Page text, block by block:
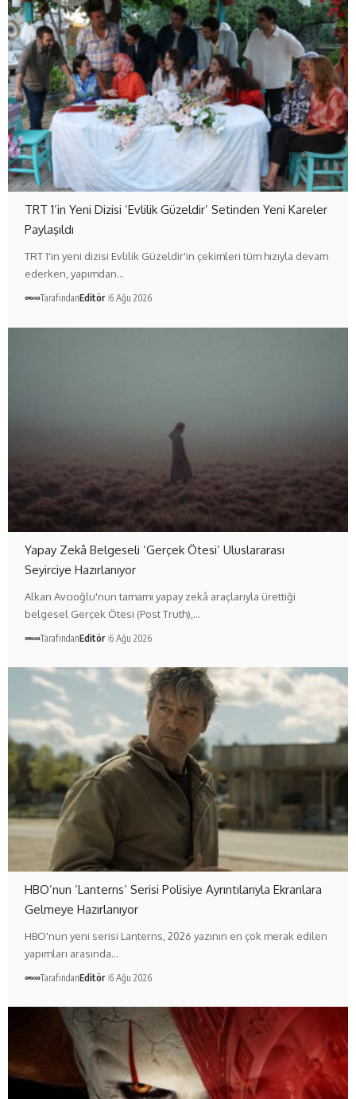
TRT 1’in Yeni Dizisi ‘Evlilik Güzeldir’ Setinden Yeni Kareler
Paylaşıldı
TRT 1'in yeni dizisi Evlilik Güzeldir'in çekimleri tüm hızıyla devam
ederken, yapımdan…
TarafındanEditör 6 Ağu 2026
Yapay Zekâ Belgeseli ‘Gerçek Ötesi’ Uluslararası
Seyirciye Hazırlanıyor
Alkan Avcıoğlu'nun tamamı yapay zekâ araçlarıyla ürettiği
belgesel Gerçek Ötesi (Post Truth),…
TarafındanEditör 6 Ağu 2026
HBO’nun ‘Lanterns’ Serisi Polisiye Ayrıntılarıyla Ekranlara
Gelmeye Hazırlanıyor
HBO'nun yeni serisi Lanterns, 2026 yazının en çok merak edilen
yapımları arasında…
TarafındanEditör 6 Ağu 2026